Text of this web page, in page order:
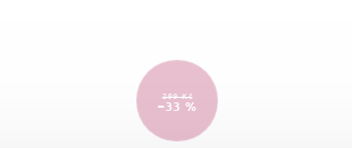
299 Kč
–33 %